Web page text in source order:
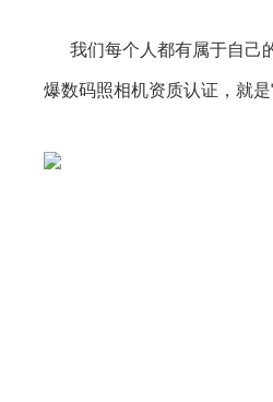
我们每个人都有属于自己
爆数码照相机资质认证，就